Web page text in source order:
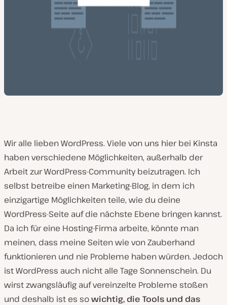
Wir alle lieben WordPress. Viele von uns hier bei Kinsta
haben verschiedene Möglichkeiten, außerhalb der
Arbeit zur WordPress-Community beizutragen. Ich
selbst betreibe einen Marketing-Blog, in dem ich
einzigartige Möglichkeiten teile, wie du deine
WordPress-Seite auf die nächste Ebene bringen kannst.
Da ich für eine Hosting-Firma arbeite, könnte man
meinen, dass meine Seiten wie von Zauberhand
funktionieren und nie Probleme haben würden. Jedoch
ist WordPress auch nicht alle Tage Sonnenschein. Du
wirst zwangsläufig auf vereinzelte Probleme stoßen
und deshalb ist es sowichtig, die Tools und das